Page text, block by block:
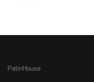
PatinHouse